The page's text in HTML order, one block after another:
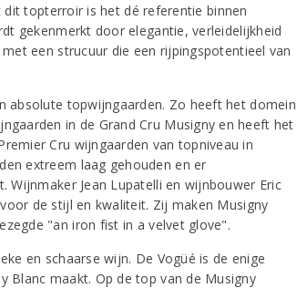
topterroir is het dé referentie binnen
gekenmerkt door elegantie, verleidelijkheid
een strucuur die een rijpingspotentieel van
absolute topwijngaarden. Zo heeft het domein
in de Grand Cru Musigny en heeft het
Cru wijngaarden van topniveau in
extreem laag gehouden en er
Wijnmaker Jean Lupatelli en wijnbouwer Eric
de stijl en kwaliteit. Zij maken Musigny
"an iron fist in a velvet glove".
en schaarse wijn. De Vogüé is de enige
Blanc maakt. Op de top van de Musigny